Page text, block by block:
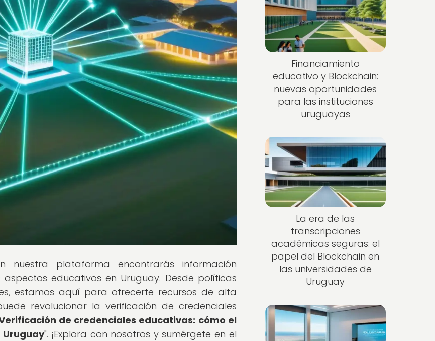
nuestra plataforma encontrarás información
educativos en Uruguay. Desde políticas
estamos aquí para ofrecerte recursos de alta
revolucionar la verificación de credenciales
de credenciales educativas: cómo el
". ¡Explora con nosotros y sumérgete en el
Financiamiento
educativo y Blockchain:
nuevas oportunidades
para las instituciones
uruguayas
La era de las
transcripciones
académicas seguras: el
papel del Blockchain en
las universidades de
Uruguay